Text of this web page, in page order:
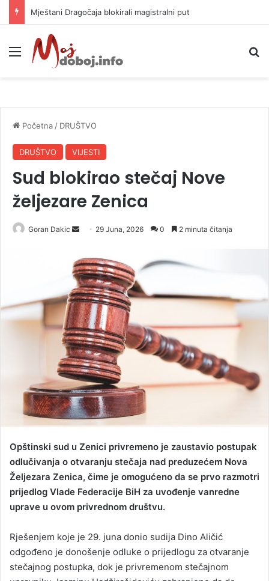
Helikopter ponovo gasi vatru u selima kod Trebinja
Meni
Početna / DRUŠTVO
DRUŠTVO VIJESTI
Sud blokirao stečaj Nove
željezare Zenica
Goran Dakic
n
d
a
n
e
m
a
i
l
29 Juna, 2026 0 2 minuta čitanja
Opštinski sud u Zenici privremeno je zaustavio postupak
odlučivanja o otvaranju stečaja nad preduzećem Nova
Željezara Zenica, čime je omogućeno da se prvo razmotri
prijedlog Vlade Federacije BiH za uvođenje vanredne
uprave u ovom privrednom društvu.
Rješenjem koje je 29. juna donio sudija Dino Aličić
odgođeno je donošenje odluke o prijedlogu za otvaranje
stečajnog postupka, dok je privremenom stečajnom